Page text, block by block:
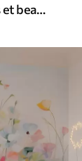
Fleurs et feuilles suspendues et beaux colibris